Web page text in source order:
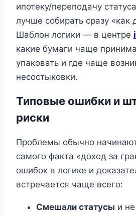
ипотеку/переподачу
лучше собирать сразу «как
Шаблон логики — в центре
какие бумаги чаще
упаковать и где чаще
несостыковки.
Типовые ошибки и
риски
Проблемы обычно
самого факта «доход за
ошибок в логике и
встречается чаще всего:
Смешали статусы и